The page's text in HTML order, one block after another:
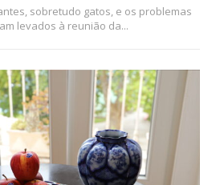
sobretudo gatos, e os problemas
levados à reunião da...